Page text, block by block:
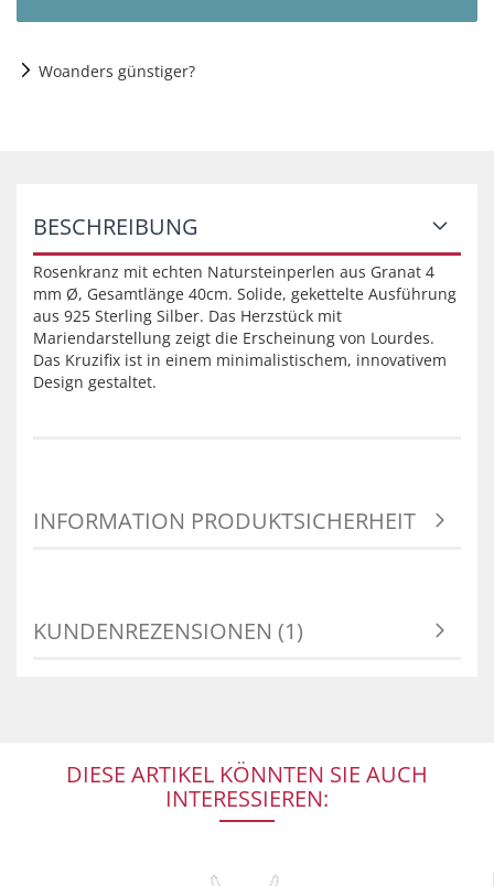
Woanders günstiger?
BESCHREIBUNG
Rosenkranz mit echten Natursteinperlen aus Granat 4
mm Ø, Gesamtlänge 40cm. Solide, gekettelte Ausführung
aus 925 Sterling Silber. Das Herzstück mit
Mariendarstellung zeigt die Erscheinung von Lourdes.
Das Kruzifix ist in einem minimalistischem, innovativem
Design gestaltet.
INFORMATION PRODUKTSICHERHEIT
KUNDENREZENSIONEN (1)
DIESE ARTIKEL KÖNNTEN SIE AUCH
INTERESSIEREN: